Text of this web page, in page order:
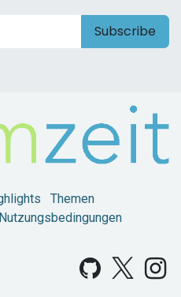
Subscribe
Themen